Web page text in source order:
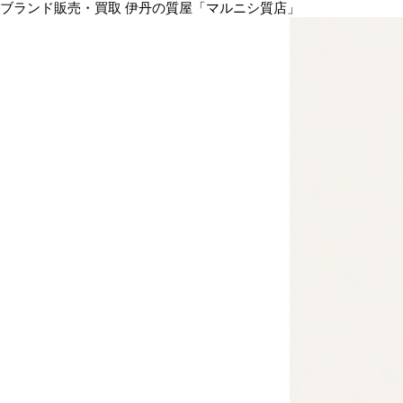
ブランド販売・買取 伊丹の質屋「マルニシ質店」